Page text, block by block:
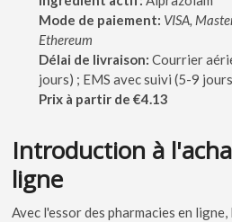
Mode de paiement: VISA,
Ethereum
Délai de livraison:Courrier
jours) ; EMS avec suivi (5-9
Prix à partir de €4.13
Introduction à
ligne
Avec l'essor des pharmacies en ligne,